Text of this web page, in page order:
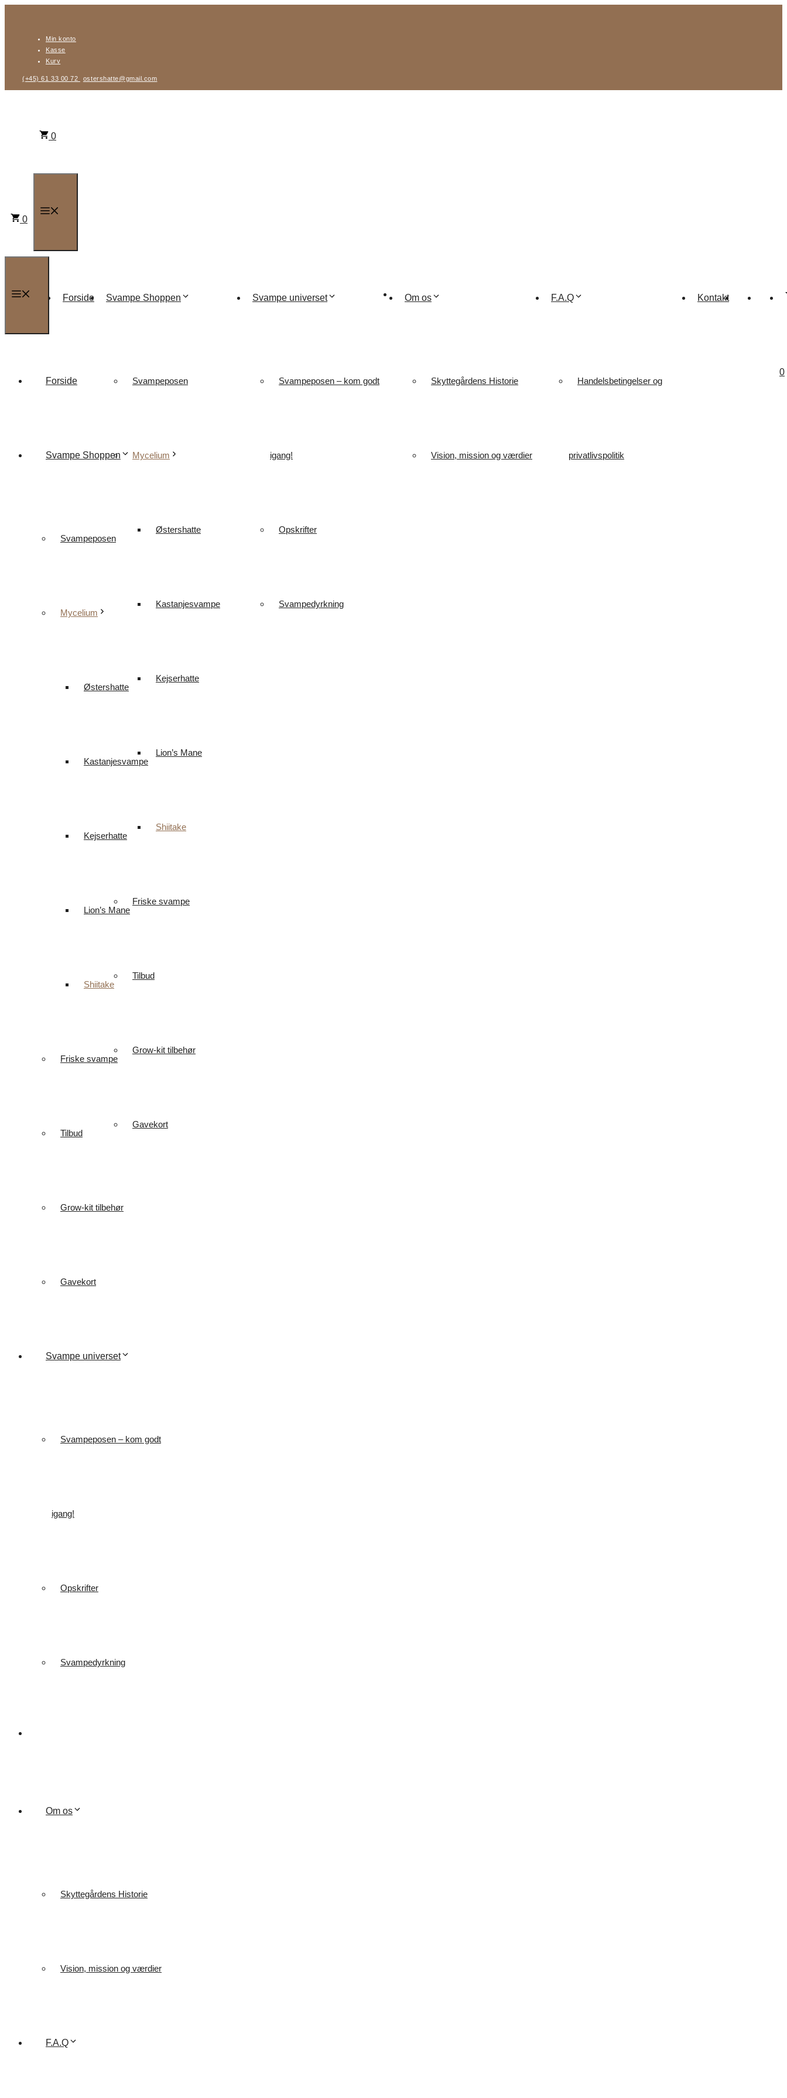
Min konto
Kasse
Kurv
(+45) 61 33 00 72 ostershatte@gmail.com
0
Forside Svampe Shoppen
Svampeposen
Mycelium
Østershatte
Kastanjesvampe
Kejserhatte
Lion’s Mane
Shiitake
Friske svampe
Tilbud
Grow-kit tilbehør
Gavekort
Svampe universet
Svampeposen – kom godt
igang!
Opskrifter
Svampedyrkning
Om os
Skyttegårdens Historie
Vision, mission og værdier
F.A.Q
Handelsbetingelser og
privatlivspolitik
Kontakt
0
0
Menu
Forside
Svampe Shoppen
Svampeposen
Mycelium
Østershatte
Kastanjesvampe
Kejserhatte
Lion’s Mane
Shiitake
Friske svampe
Tilbud
Grow-kit tilbehør
Gavekort
Svampe universet
Svampeposen – kom godt
igang!
Opskrifter
Svampedyrkning
Om os
Skyttegårdens Historie
Vision, mission og værdier
F.A.Q